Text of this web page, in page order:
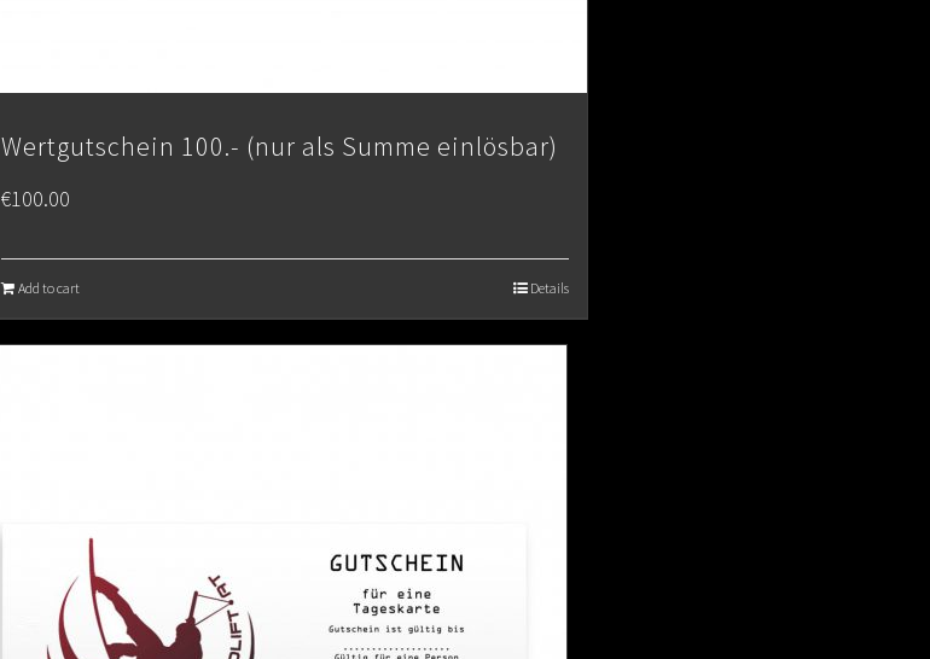
Wertgutschein 100.- (nur als Summe einlösbar)
€100.00
Add to cart Details